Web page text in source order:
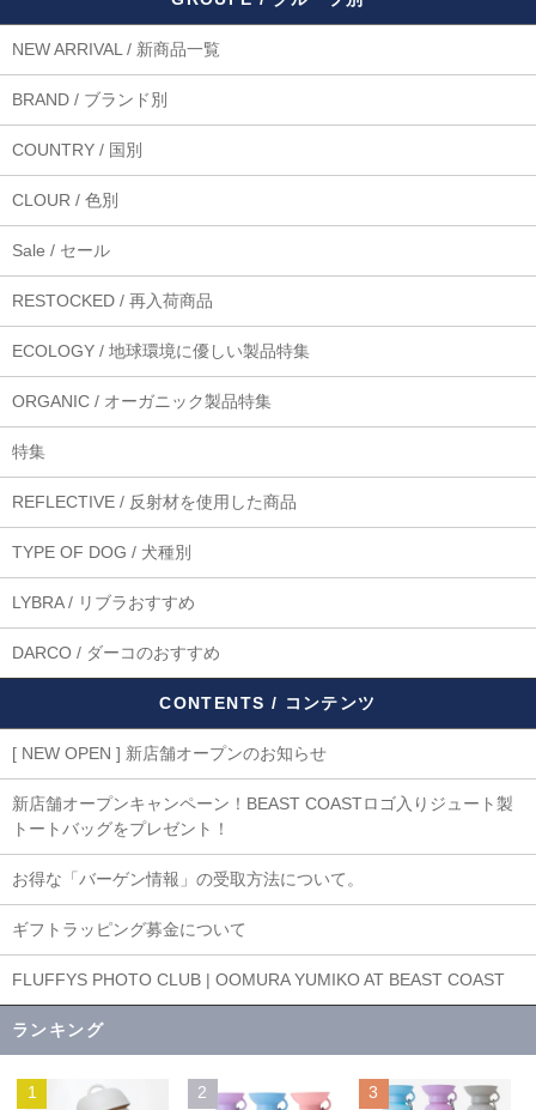
NEW ARRIVAL / 新商品一覧
BRAND / ブランド別
COUNTRY / 国別
CLOUR / 色別
Sale / セール
RESTOCKED / 再入荷商品
ECOLOGY / 地球環境に優しい製品特集
ORGANIC / オーガニック製品特集
特集
REFLECTIVE / 反射材を使用した商品
TYPE OF DOG / 犬種別
LYBRA / リブラおすすめ
DARCO / ダーコのおすすめ
CONTENTS / コンテンツ
[ NEW OPEN ] 新店舗オープンのお知らせ
新店舗オープンキャンペーン！BEAST COASTロゴ入りジュート製
トートバッグをプレゼント！
お得な「バーゲン情報」の受取方法について。
ギフトラッピング募金について
FLUFFYS PHOTO CLUB | OOMURA YUMIKO AT BEAST COAST
ランキング
1 2 3